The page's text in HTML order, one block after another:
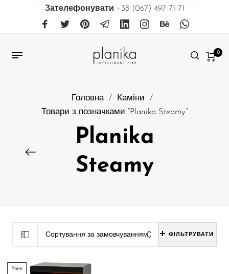
Зателефонувати +38 (067) 497-71-71
0
Головна / Каміни
/
Товари з позначками “Planika Steamy”
Planika
Steamy
Сортування за замовчуванням ФІЛЬТРУВАТИ
New